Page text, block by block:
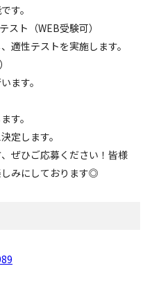
す。
スト（WEB受験可）
適性テストを実施します。
ます。
す。
定します。
ぜひご応募ください！皆様
みにしております◎